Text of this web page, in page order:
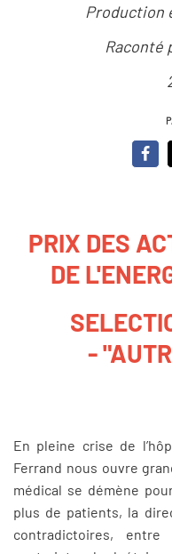
Production
Raconté
PRIX DES
DE
-
En pleine crise de
Ferrand nous ouvre
médical se démène
plus de patients, la
contradictoires,